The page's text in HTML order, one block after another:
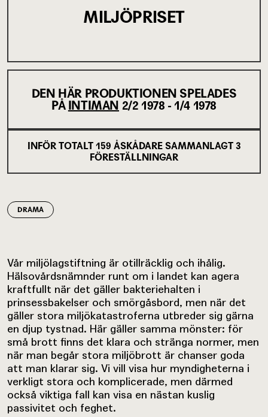
MILJÖPRISET
DEN HÄR PRODUKTIONEN SPELADES
PÅ INTIMAN 2/2 1978 - 1/4 1978
INFÖR TOTALT 159 ÅSKÅDARE SAMMANLAGT 3
FÖRESTÄLLNINGAR
DRAMA
Vår miljölagstiftning är otillräcklig och ihålig.
Hälsovårdsnämnder runt om i landet kan agera
kraftfullt när det gäller bakteriehalten i
prinsessbakelser och smörgåsbord, men när det
gäller stora miljökatastroferna utbreder sig gärna
en djup tystnad. Här gäller samma mönster: för
små brott finns det klara och stränga normer, men
när man begår stora miljöbrott är chanser goda
att man klarar sig. Vi vill visa hur myndigheterna i
verkligt stora och komplicerade, men därmed
också viktiga fall kan visa en nästan kuslig
passivitet och feghet.